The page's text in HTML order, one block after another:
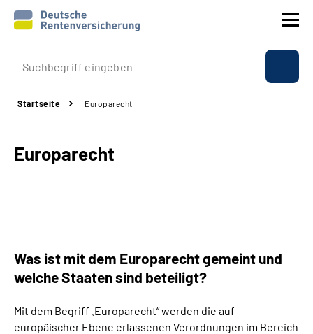
Prävention
Rente
Über uns & Presse
Online-Services
Startseite Europarecht
Europarecht
Was ist mit dem Europarecht gemeint und
welche Staaten sind beteiligt?
Mit dem Begriff „Europarecht“ werden die auf
europäischer Ebene erlassenen Verordnungen im Bereich